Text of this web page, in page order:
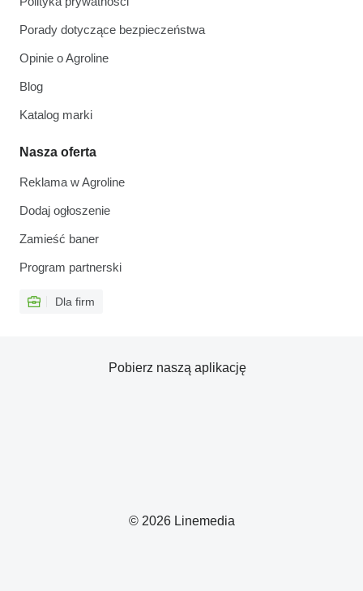
Porady dotyczące bezpieczeństwa
Opinie o Agroline
Blog
Katalog marki
Nasza oferta
Reklama w Agroline
Dodaj ogłoszenie
Zamieść baner
Program partnerski
Dla firm
© 2026 Linemedia
Pobierz naszą aplikację